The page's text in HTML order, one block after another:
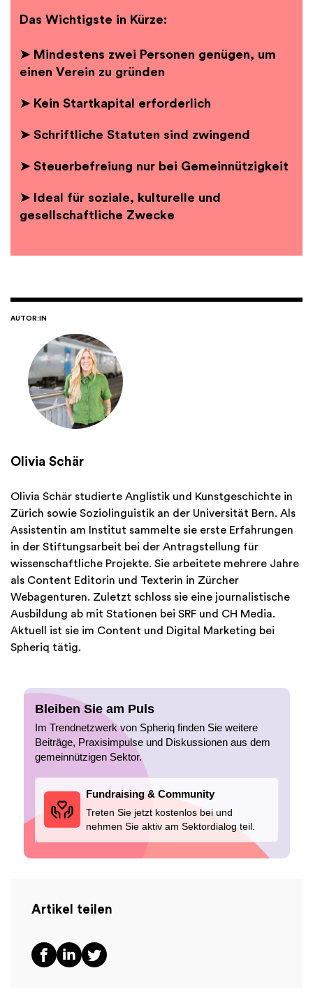
Das Wichtigste in Kürze:
➤ Mindestens zwei Personen genügen, um
einen Verein zu gründen
➤ Kein Startkapital erforderlich
➤ Schriftliche Statuten sind zwingend
➤ Steuerbefreiung nur bei Gemeinnützigkeit
➤ Ideal für soziale, kulturelle und
gesellschaftliche Zwecke
AUTOR:IN
Olivia Schär
Olivia Schär studierte Anglistik und Kunstgeschichte in
Zürich sowie Soziolinguistik an der Universität Bern. Als
Assistentin am Institut sammelte sie erste Erfahrungen
in der Stiftungsarbeit bei der Antragstellung für
wissenschaftliche Projekte. Sie arbeitete mehrere Jahre
als Content Editorin und Texterin in Zürcher
Webagenturen. Zuletzt schloss sie eine journalistische
Ausbildung ab mit Stationen bei SRF und CH Media.
Aktuell ist sie im Content und Digital Marketing bei
Spheriq tätig.
Bleiben Sie am Puls
Im Trendnetzwerk von Spheriq finden Sie weitere
Beiträge, Praxisimpulse und Diskussionen aus dem
gemeinnützigen Sektor.
Fundraising & Community
Treten Sie jetzt kostenlos bei und
nehmen Sie aktiv am Sektordialog teil.
Artikel teilen